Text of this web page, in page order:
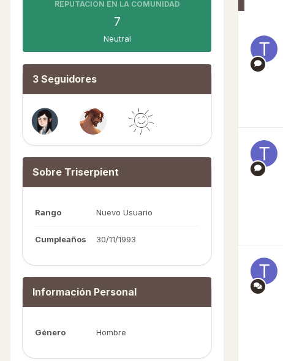
REPUTACIÓN EN LA COMUNIDAD
7
Neutral
3 Seguidores
Sobre Triserpient
Rango Nuevo Usuario
Cumpleaños 30/11/1993
Información Personal
Género Hombre